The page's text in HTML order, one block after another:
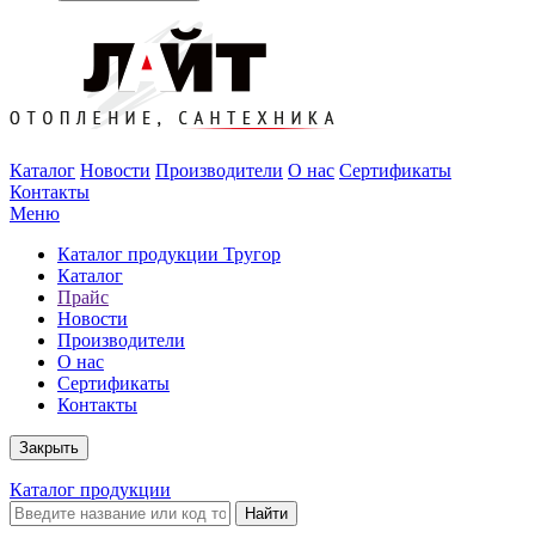
Каталог Новости Производители О нас Сертификаты
Контакты
Меню
Каталог продукции Тругор
Каталог
Прайс
Новости
Производители
О нас
Сертификаты
Контакты
Закрыть
Каталог продукции
Найти